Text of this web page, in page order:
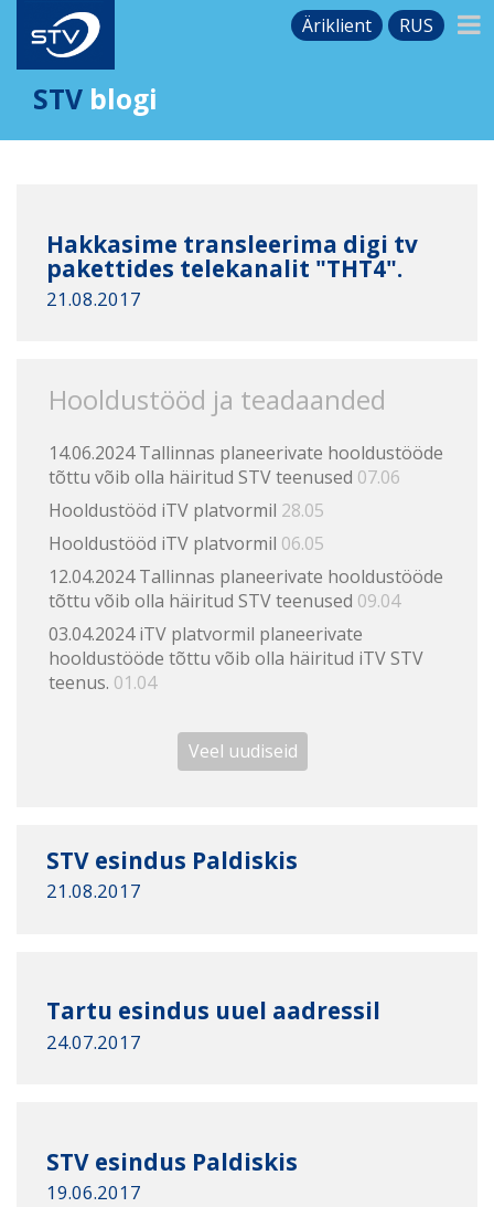
Äriklient RUS
STV blogi
Hakkasime transleerima digi tv
pakettides telekanalit "THT4".
21.08.2017
Hooldustööd ja teadaanded
14.06.2024 Tallinnas planeerivate hooldustööde
tõttu võib olla häiritud STV teenused 07.06
Hooldustööd iTV platvormil 28.05
Hooldustööd iTV platvormil 06.05
12.04.2024 Tallinnas planeerivate hooldustööde
tõttu võib olla häiritud STV teenused 09.04
03.04.2024 iTV platvormil planeerivate
hooldustööde tõttu võib olla häiritud iTV STV
teenus. 01.04
Veel uudiseid
STV esindus Paldiskis
21.08.2017
Tartu esindus uuel aadressil
24.07.2017
STV esindus Paldiskis
19.06.2017